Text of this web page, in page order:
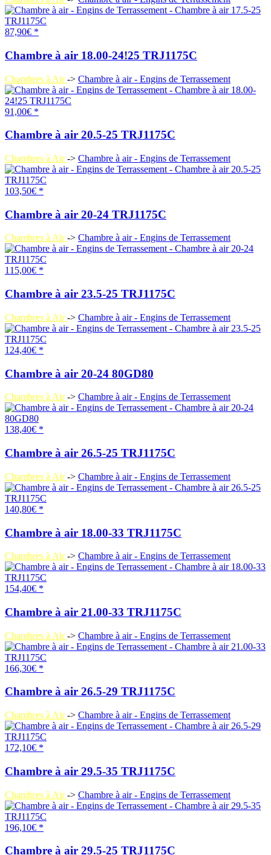
87,90€ *
Chambre à air 18.00-24!25 TRJ1175C
Chambres à Air-> Chambre à air - Engins de Terrassement
91,00€ *
Chambre à air 20.5-25 TRJ1175C
Chambres à Air-> Chambre à air - Engins de Terrassement
103,50€ *
Chambre à air 20-24 TRJ1175C
Chambres à Air-> Chambre à air - Engins de Terrassement
115,00€ *
Chambre à air 23.5-25 TRJ1175C
Chambres à Air-> Chambre à air - Engins de Terrassement
124,40€ *
Chambre à air 20-24 80GD80
Chambres à Air-> Chambre à air - Engins de Terrassement
138,40€ *
Chambre à air 26.5-25 TRJ1175C
Chambres à Air-> Chambre à air - Engins de Terrassement
140,80€ *
Chambre à air 18.00-33 TRJ1175C
Chambres à Air-> Chambre à air - Engins de Terrassement
154,40€ *
Chambre à air 21.00-33 TRJ1175C
Chambres à Air-> Chambre à air - Engins de Terrassement
166,30€ *
Chambre à air 26.5-29 TRJ1175C
Chambres à Air-> Chambre à air - Engins de Terrassement
172,10€ *
Chambre à air 29.5-35 TRJ1175C
Chambres à Air-> Chambre à air - Engins de Terrassement
196,10€ *
Chambre à air 29.5-25 TRJ1175C